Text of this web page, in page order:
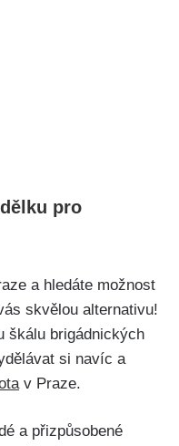
pro
a hledáte možnost
skvělou alternativu!
škálu brigádnických
si navíc a
v Praze.
a přizpůsobené